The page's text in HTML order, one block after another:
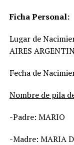
Ficha Personal:
Lugar de
AIRES
Fecha de
Nombre de pila
-Padre: MARIO
-Madre: MARIA